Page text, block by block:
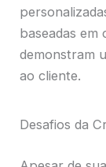
baseadas
demonstram
ao cliente.
Desafios da